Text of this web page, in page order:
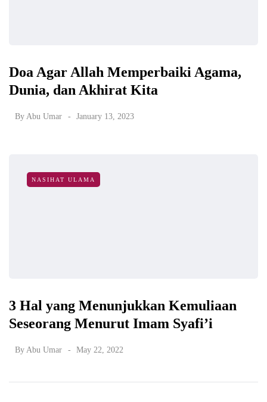
Doa Agar Allah Memperbaiki Agama,
Dunia, dan Akhirat Kita
By Abu Umar January 13, 2023
NASIHAT ULAMA
3 Hal yang Menunjukkan Kemuliaan
Seseorang Menurut Imam Syafi’i
By Abu Umar May 22, 2022